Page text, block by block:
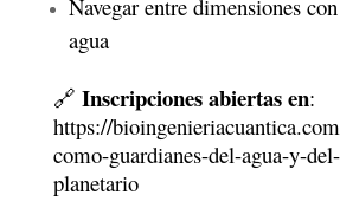
Navegar entre dimensiones
agua
🔗 Inscripciones abiertas en:
https://
como-guardianes-del-agua-y-
planetario